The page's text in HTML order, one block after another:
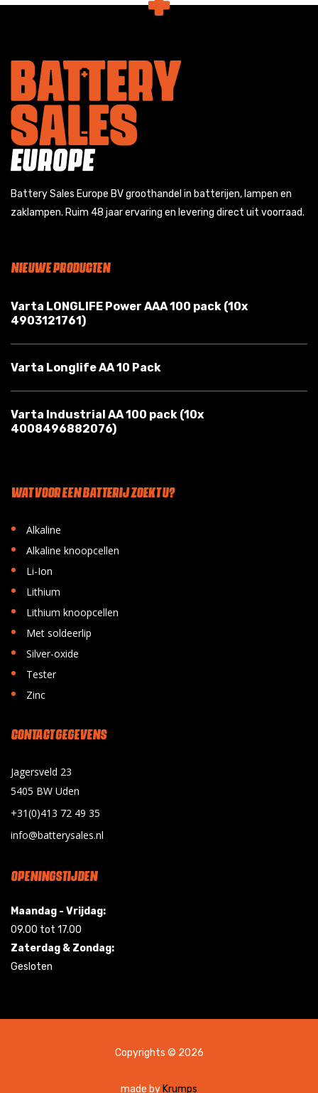
Battery Sales Europe BV groothandel in batterijen, lampen en
zaklampen. Ruim 48 jaar ervaring en levering direct uit voorraad.
NIEUWE PRODUCTEN
Varta LONGLIFE Power AAA 100 pack (10x
4903121761)
Varta Longlife AA 10 Pack
Varta Industrial AA 100 pack (10x
4008496882076)
WAT VOOR EEN BATTERIJ ZOEKT U?
• Alkaline
• Alkaline knoopcellen
• Li-Ion
• Lithium
• Lithium knoopcellen
• Met soldeerlip
• Silver-oxide
• Tester
• Zinc
CONTACT GEGEVENS
Jagersveld 23
5405 BW Uden
+31(0)413 72 49 35
info@batterysales.nl
OPENINGSTIJDEN
Maandag - Vrijdag:
09.00 tot 17.00
Zaterdag & Zondag:
Gesloten
Copyrights © 2026
made by Krumps